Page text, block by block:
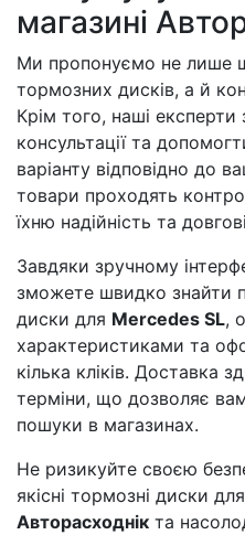
магазині
Ми пропонуємо не лише
тормозних дисків, а й
Крім того, наші експерти
консультації та
варіанту відповідно до
товари проходять
їхню надійність та
Завдяки зручному
зможете швидко знайти
диски для Mercedes SL,
характеристиками та
кілька кліків. Доставка
терміни, що дозволяє
пошуки в магазинах.
Не ризикуйте своєю
якісні тормозні диски
Авторасходнік та